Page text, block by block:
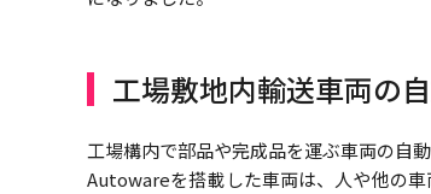
工場敷地内輸送車両の
工場構内で部品や完成品を運ぶ車両の自動
Autowareを搭載した車両は、人や他の